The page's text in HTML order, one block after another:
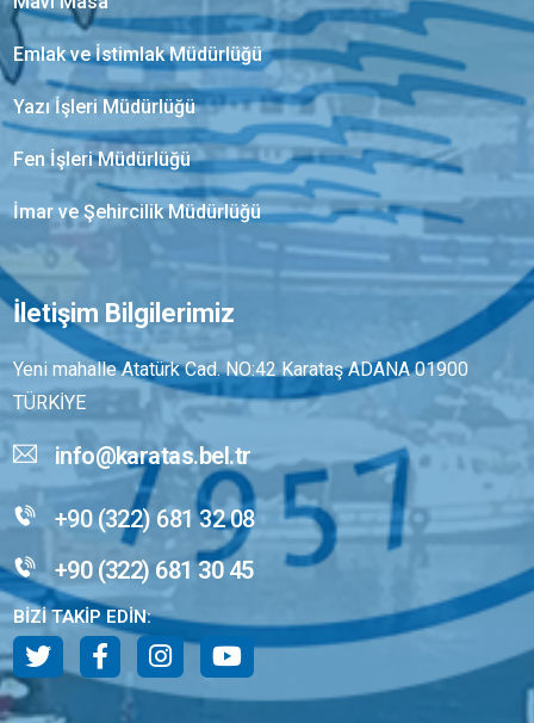
Emlak ve İstimlak Müdürlüğü
Yazı İşleri Müdürlüğü
Fen İşleri Müdürlüğü
İmar ve Şehircilik Müdürlüğü
İletişim Bilgilerimiz
Yeni mahalle Atatürk Cad. NO:42 Karataş ADANA 01900
TÜRKİYE
info@karatas.bel.tr
+90 (322) 681 32 08
+90 (322) 681 30 45
BİZİ TAKİP EDİN: